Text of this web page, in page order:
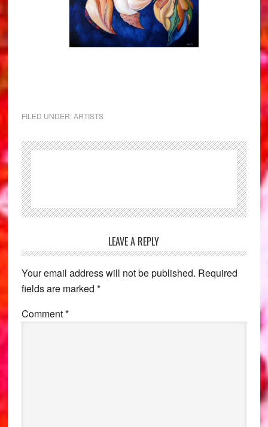
FILED UNDER:ARTISTS
Interactions
LEAVE A REPLY
Your email address will not be published. Required
fields are marked *
Comment*